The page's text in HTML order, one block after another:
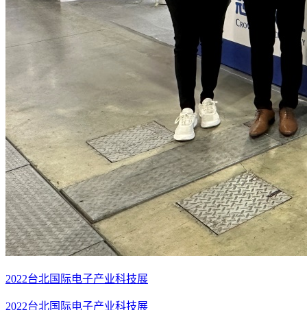
2022台北国际电子产业科技展
2022台北国际电子产业科技展